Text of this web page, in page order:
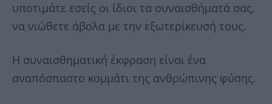
υποτιμάτε εσείς οι ίδιοι τα συναισθήματά σας,
να νιώθετε άβολα με την εξωτερίκευσή τους.
Η συναισθηματική έκφραση είναι ένα
αναπόσπαστο κομμάτι της ανθρώπινης φύσης.